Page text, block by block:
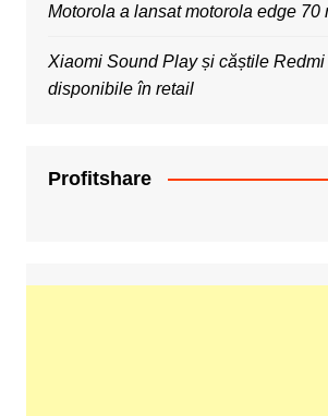
Motorola a lansat motorola edge 70
Xiaomi Sound Play și căștile
disponibile în retail
Profitshare